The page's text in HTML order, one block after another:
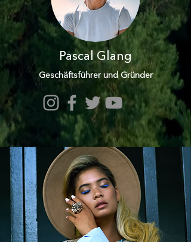
Pascal Glang
Geschäftsführer und Gründer